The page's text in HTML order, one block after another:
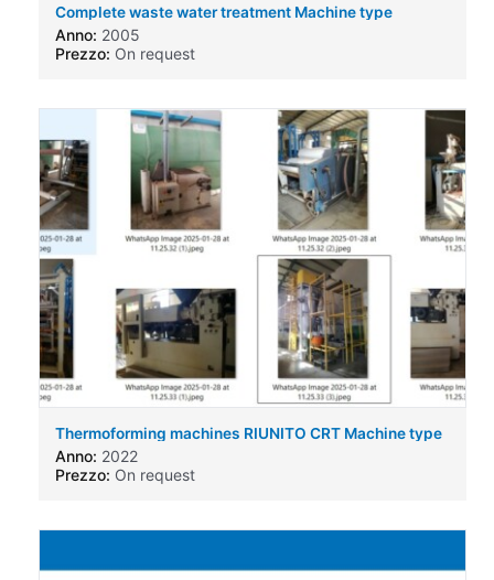
Complete waste water treatment Machine type
Anno: 2005
Prezzo: On request
Thermoforming machines RIUNITO CRT Machine type
Anno: 2022
Prezzo: On request